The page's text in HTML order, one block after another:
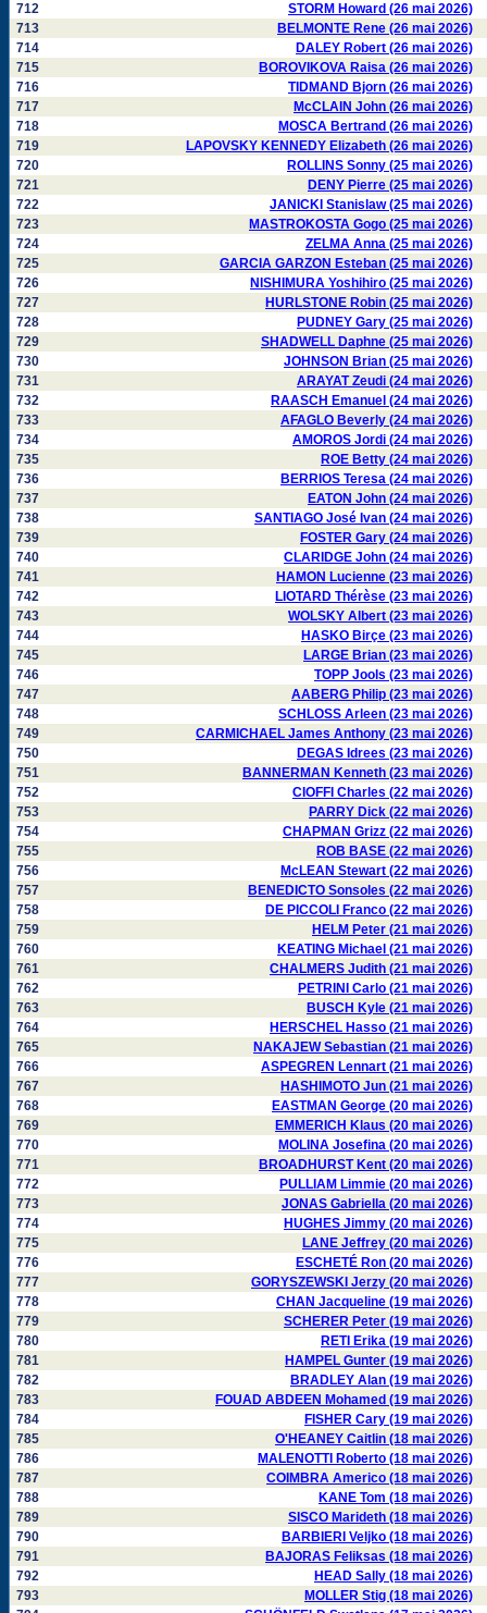
712
STORM Howard (26 mai 2026)
713
BELMONTE Rene (26 mai 2026)
714
DALEY Robert (26 mai 2026)
715
BOROVIKOVA Raisa (26 mai 2026)
716
TIDMAND Bjorn (26 mai 2026)
717
McCLAIN John (26 mai 2026)
718
MOSCA Bertrand (26 mai 2026)
719
LAPOVSKY KENNEDY Elizabeth (26 mai 2026)
720
ROLLINS Sonny (25 mai 2026)
721
DENY Pierre (25 mai 2026)
722
JANICKI Stanislaw (25 mai 2026)
723
MASTROKOSTA Gogo (25 mai 2026)
724
ZELMA Anna (25 mai 2026)
725
GARCIA GARZON Esteban (25 mai 2026)
726
NISHIMURA Yoshihiro (25 mai 2026)
727
HURLSTONE Robin (25 mai 2026)
728
PUDNEY Gary (25 mai 2026)
729
SHADWELL Daphne (25 mai 2026)
730
JOHNSON Brian (25 mai 2026)
731
ARAYAT Zeudi (24 mai 2026)
732
RAASCH Emanuel (24 mai 2026)
733
AFAGLO Beverly (24 mai 2026)
734
AMOROS Jordi (24 mai 2026)
735
ROE Betty (24 mai 2026)
736
BERRIOS Teresa (24 mai 2026)
737
EATON John (24 mai 2026)
738
SANTIAGO José Ivan (24 mai 2026)
739
FOSTER Gary (24 mai 2026)
740
CLARIDGE John (24 mai 2026)
741
HAMON Lucienne (23 mai 2026)
742
LIOTARD Thérèse (23 mai 2026)
743
WOLSKY Albert (23 mai 2026)
744
HASKO Birçe (23 mai 2026)
745
LARGE Brian (23 mai 2026)
746
TOPP Jools (23 mai 2026)
747
AABERG Philip (23 mai 2026)
748
SCHLOSS Arleen (23 mai 2026)
749
CARMICHAEL James Anthony (23 mai 2026)
750
DEGAS Idrees (23 mai 2026)
751
BANNERMAN Kenneth (23 mai 2026)
752
CIOFFI Charles (22 mai 2026)
753
PARRY Dick (22 mai 2026)
754
CHAPMAN Grizz (22 mai 2026)
755
ROB BASE (22 mai 2026)
756
McLEAN Stewart (22 mai 2026)
757
BENEDICTO Sonsoles (22 mai 2026)
758
DE PICCOLI Franco (22 mai 2026)
759
HELM Peter (21 mai 2026)
760
KEATING Michael (21 mai 2026)
761
CHALMERS Judith (21 mai 2026)
762
PETRINI Carlo (21 mai 2026)
763
BUSCH Kyle (21 mai 2026)
764
HERSCHEL Hasso (21 mai 2026)
765
NAKAJEW Sebastian (21 mai 2026)
766
ASPEGREN Lennart (21 mai 2026)
767
HASHIMOTO Jun (21 mai 2026)
768
EASTMAN George (20 mai 2026)
769
EMMERICH Klaus (20 mai 2026)
770
MOLINA Josefina (20 mai 2026)
771
BROADHURST Kent (20 mai 2026)
772
PULLIAM Limmie (20 mai 2026)
773
JONAS Gabriella (20 mai 2026)
774
HUGHES Jimmy (20 mai 2026)
775
LANE Jeffrey (20 mai 2026)
776
ESCHETÉ Ron (20 mai 2026)
777
GORYSZEWSKI Jerzy (20 mai 2026)
778
CHAN Jacqueline (19 mai 2026)
779
SCHERER Peter (19 mai 2026)
780
RETI Erika (19 mai 2026)
781
HAMPEL Gunter (19 mai 2026)
782
BRADLEY Alan (19 mai 2026)
783
FOUAD ABDEEN Mohamed (19 mai 2026)
784
FISHER Cary (19 mai 2026)
785
O'HEANEY Caitlin (18 mai 2026)
786
MALENOTTI Roberto (18 mai 2026)
787
COIMBRA Americo (18 mai 2026)
788
KANE Tom (18 mai 2026)
789
SISCO Marideth (18 mai 2026)
790
BARBIERI Veljko (18 mai 2026)
791
BAJORAS Feliksas (18 mai 2026)
792
HEAD Sally (18 mai 2026)
793
MOLLER Stig (18 mai 2026)